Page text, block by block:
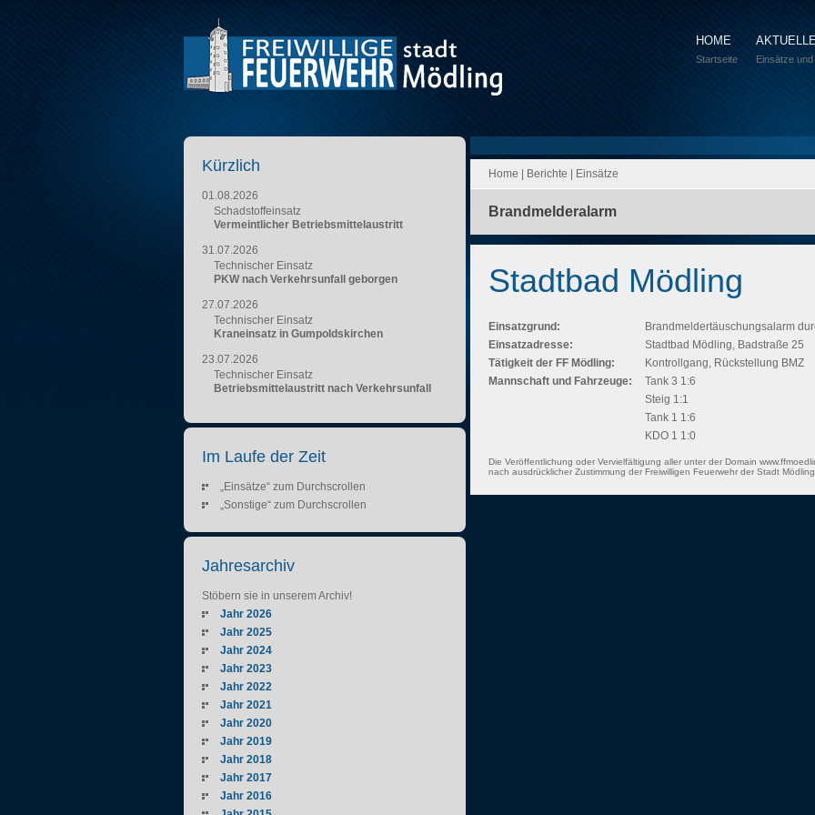
HOME
Startseite Einsätze
Home Berichte Einsätze
Brandmelderalarm
Stadtbad Mödling
Einsatzgrund:
Brandmeldertäuschungsalarm
Einsatzadresse:
Stadtbad Mödling, Badstraße 25
Tätigkeit der FF Mödling:
Kontrollgang, Rückstellung BMZ
Mannschaft und Fahrzeuge:
Tank 3 1:6
Steig 1:1
Tank 1 1:6
KDO 1 1:0
Die Veröffentlichung oder Vervielfältigung aller unter der Domain
nach ausdrücklicher Zustimmung der Freiwilligen Feuerwehr der Stadt
Kürzlich
01.08.2026
Schadstoffeinsatz
Vermeintlicher Betriebsmittelaustritt
31.07.2026
Technischer Einsatz
PKW nach Verkehrsunfall geborgen
27.07.2026
Technischer Einsatz
Kraneinsatz in Gumpoldskirchen
23.07.2026
Technischer Einsatz
Betriebsmittelaustritt nach Verkehrsunfall
Im Laufe der Zeit
„Einsätze“ zum Durchscrollen
„Sonstige“ zum Durchscrollen
Jahresarchiv
Stöbern sie in unserem Archiv!
Jahr 2026
Jahr 2025
Jahr 2024
Jahr 2023
Jahr 2022
Jahr 2021
Jahr 2020
Jahr 2019
Jahr 2018
Jahr 2017
Jahr 2016